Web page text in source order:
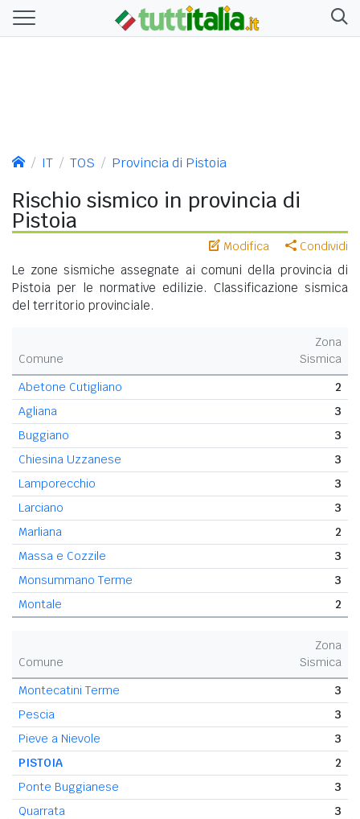
IT TOS Provincia di Pistoia
Rischio sismico in provincia di
Pistoia
Modifica Condividi
Le zone sismiche assegnate ai comuni della provincia di
Pistoia per le normative edilizie. Classificazione sismica
del territorio provinciale.
Comune
Zona
Sismica
Abetone Cutigliano
2
Agliana
3
Buggiano
3
Chiesina Uzzanese
3
Lamporecchio
3
Larciano
3
Marliana
2
Massa e Cozzile
3
Monsummano Terme
3
Montale
2
Comune
Zona
Sismica
Montecatini Terme
3
Pescia
3
Pieve a Nievole
3
PISTOIA
2
Ponte Buggianese
3
Quarrata
3